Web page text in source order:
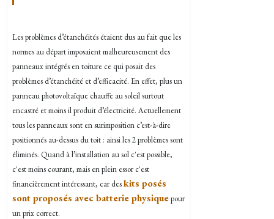
Les problèmes d’étanchéités étaient dus au fait que les
normes au départ imposaient malheureusement des
panneaux intégrés en toiture ce qui posait des
problèmes d’étanchéité et d’efficacité. En effet, plus un
panneau photovoltaïque chauffe au soleil surtout
encastré et moins il produit d’électricité. Actuellement
tous les panneaux sont en surimposition c’est-à-dire
positionnés au-dessus du toit : ainsi les 2 problèmes sont
éliminés. Quand à l’installation au sol c'est possible,
c'est moins courant, mais en plein essor c'est
financièrement intéressant, car deskits posés
sont proposés avec batterie physiquepour
un prix correct.